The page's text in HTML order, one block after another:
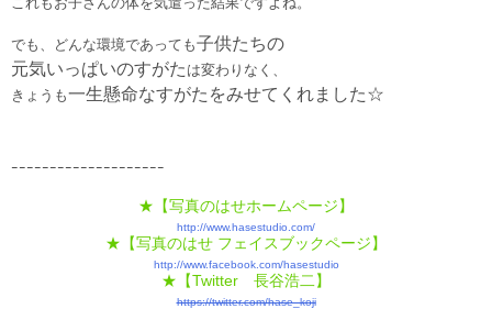
でも、どんな環境であっても子供たちの
元気いっぱいのすがた は変わりなく、
きょうも一生懸命なすがたをみせてくれました☆
ｰｰｰｰｰｰｰｰｰｰｰｰｰｰｰｰｰｰｰｰ
★【写真のはせホームページ】
http://www.hasestudio.com/
★【写真のはせ フェイスブックページ】
http://www.facebook.com/hasestudio
★【Twitter 長谷浩二】
https://twitter.com/hase_koji